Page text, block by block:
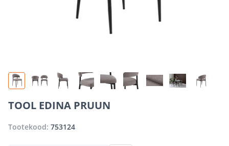
TOOL EDINA PRUUN
Tootekood: 753124